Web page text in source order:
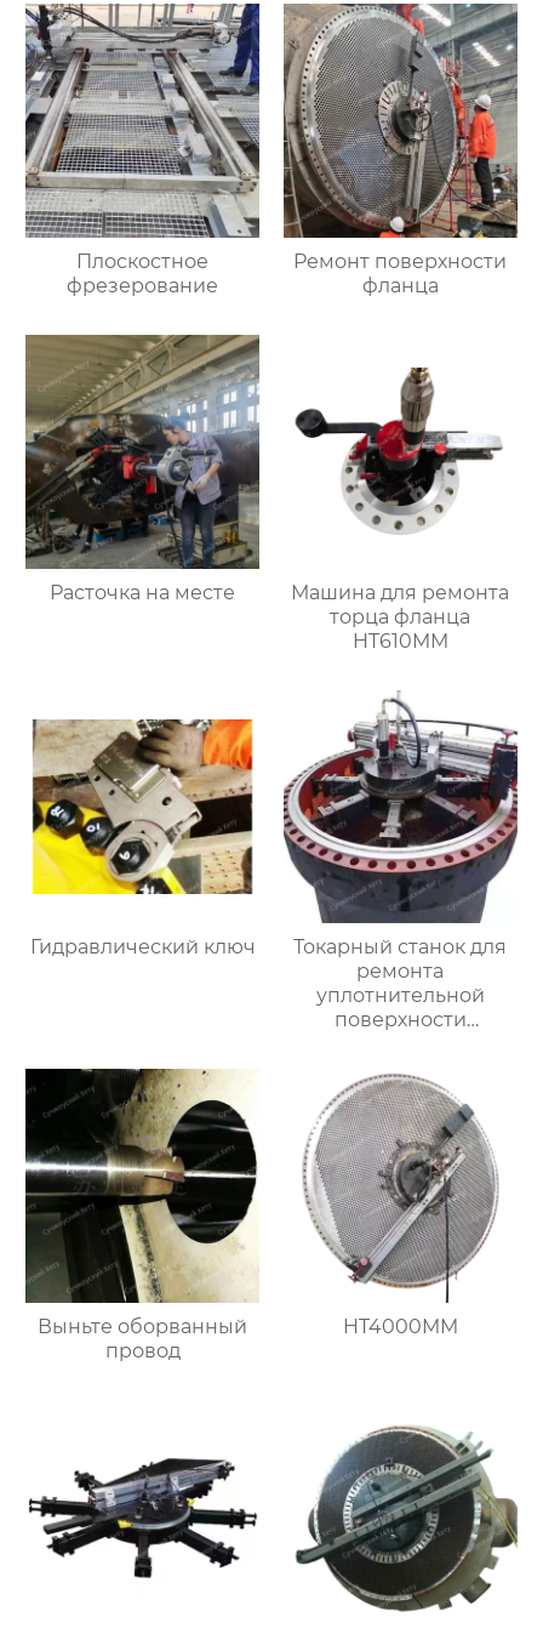
Плоскостное
фрезерование
Ремонт поверхности
фланца
Расточка на месте
Машина для ремонта
торца фланца
HT610MM
Гидравлический ключ
Токарный станок для
ремонта
уплотнительной
поверхности
HT3000MM
Выньте оборванный
провод
HT4000MM